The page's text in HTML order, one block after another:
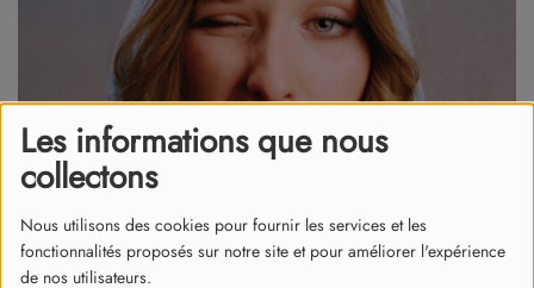
Les informations que nous
collectons
Nous utilisons des cookies pour fournir les services et les
fonctionnalités proposés sur notre site et pour améliorer l'expérience
de nos utilisateurs.
14 mars 2025